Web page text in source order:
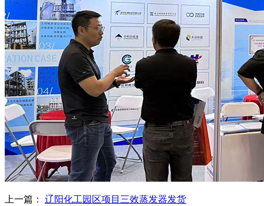
上一篇： 辽阳化工园区项目三效蒸发器发货